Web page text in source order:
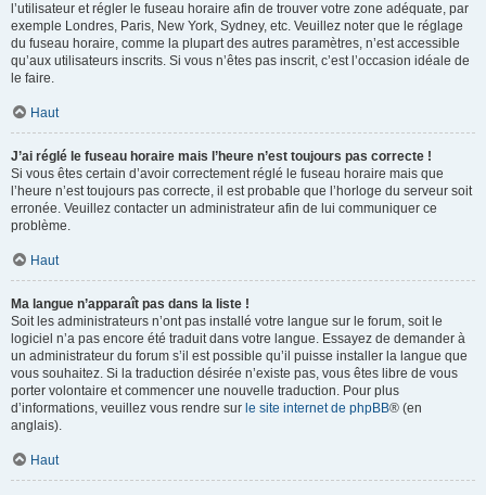
l’utilisateur et régler le fuseau horaire afin de trouver votre zone adéquate, par
exemple Londres, Paris, New York, Sydney, etc. Veuillez noter que le réglage
du fuseau horaire, comme la plupart des autres paramètres, n’est accessible
qu’aux utilisateurs inscrits. Si vous n’êtes pas inscrit, c’est l’occasion idéale de
le faire.
Haut
J’ai réglé le fuseau horaire mais l’heure n’est toujours pas correcte !
Si vous êtes certain d’avoir correctement réglé le fuseau horaire mais que
l’heure n’est toujours pas correcte, il est probable que l’horloge du serveur soit
erronée. Veuillez contacter un administrateur afin de lui communiquer ce
problème.
Haut
Ma langue n’apparaît pas dans la liste !
Soit les administrateurs n’ont pas installé votre langue sur le forum, soit le
logiciel n’a pas encore été traduit dans votre langue. Essayez de demander à
un administrateur du forum s’il est possible qu’il puisse installer la langue que
vous souhaitez. Si la traduction désirée n’existe pas, vous êtes libre de vous
porter volontaire et commencer une nouvelle traduction. Pour plus
d’informations, veuillez vous rendre sur le site internet de phpBB® (en
anglais).
Haut